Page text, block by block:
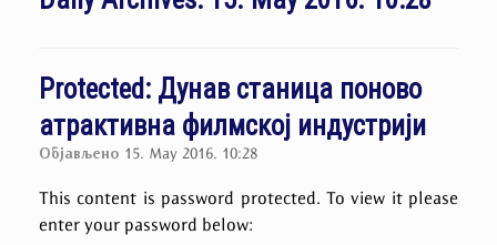
Protected: Дунав станица поново
атрактивна филмској индустрији
Објављено 15. May 2016. 10:28
This content is password protected. To view it please
enter your password below: